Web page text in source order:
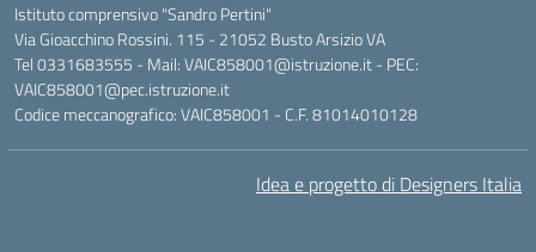
Istituto comprensivo "Sandro Pertini"
Via Gioacchino Rossini. 115 - 21052 Busto Arsizio VA
Tel 0331683555 - Mail: VAIC858001@istruzione.it - PEC:
VAIC858001@pec.istruzione.it
Codice meccanografico: VAIC858001 - C.F. 81014010128
Idea e progetto di Designers Italia